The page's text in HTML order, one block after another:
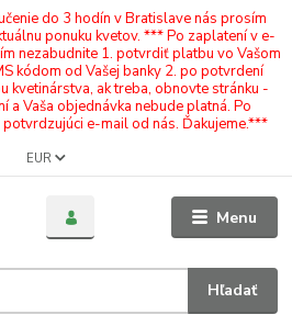
do 3 hodín v Bratislave nás prosím
ponuku kvetov. *** Po zaplatení v e-
nezabudnite 1. potvrdiť platbu vo Vašom
kódom od Vašej banky 2. po potvrdení
kvetinárstva, ak treba, obnovte stránku -
a Vaša objednávka nebude platná. Po
e-mail od nás. Ďakujeme.***
Menu
EUR
Hľadať